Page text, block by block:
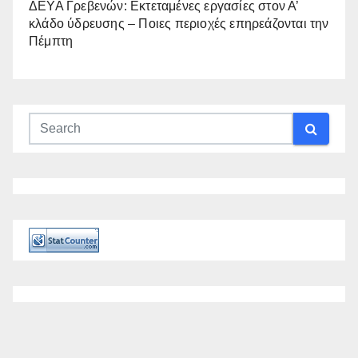
ΔΕΥΑ Γρεβενών: Εκτεταμένες εργασίες στον Α’
κλάδο ύδρευσης – Ποιες περιοχές επηρεάζονται την
Πέμπτη